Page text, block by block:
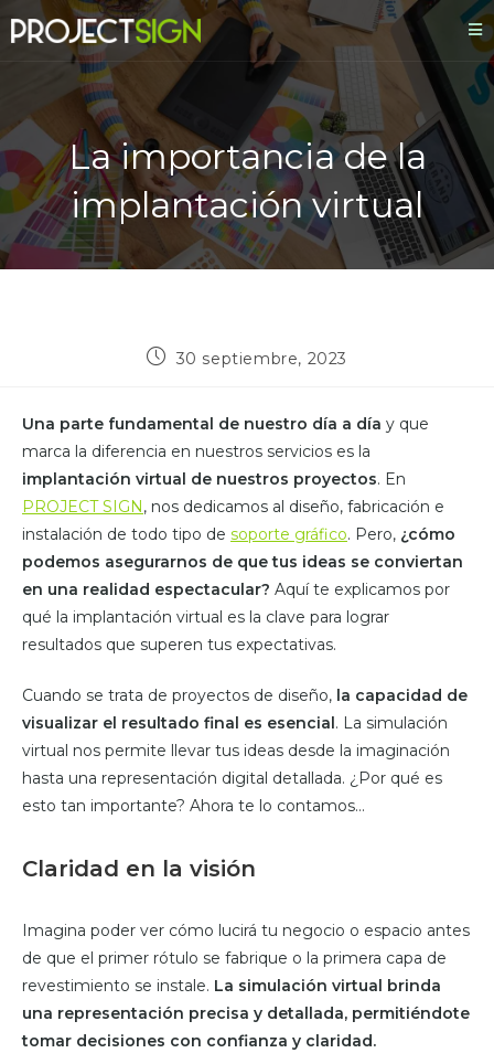
La importancia de la
implantación virtual
30 septiembre, 2023
Una parte fundamental de nuestro día a día y que
marca la diferencia en nuestros servicios es la
implantación virtual de nuestros proyectos. En
PROJECT SIGN, nos dedicamos al diseño, fabricación e
instalación de todo tipo de soporte gráfico. Pero, ¿cómo
podemos asegurarnos de que tus ideas se conviertan
en una realidad espectacular? Aquí te explicamos por
qué la implantación virtual es la clave para lograr
resultados que superen tus expectativas.
Cuando se trata de proyectos de diseño, la capacidad de
visualizar el resultado final es esencial. La simulación
virtual nos permite llevar tus ideas desde la imaginación
hasta una representación digital detallada. ¿Por qué es
esto tan importante? Ahora te lo contamos…
Claridad en la visión
Imagina poder ver cómo lucirá tu negocio o espacio antes
de que el primer rótulo se fabrique o la primera capa de
revestimiento se instale. La simulación virtual brinda
una representación precisa y detallada, permitiéndote
tomar decisiones con confianza y claridad.